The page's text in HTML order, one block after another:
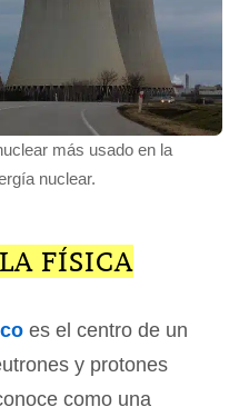
más usado en la
nuclear.
FÍSICA
es el centro de un
y protones
como una